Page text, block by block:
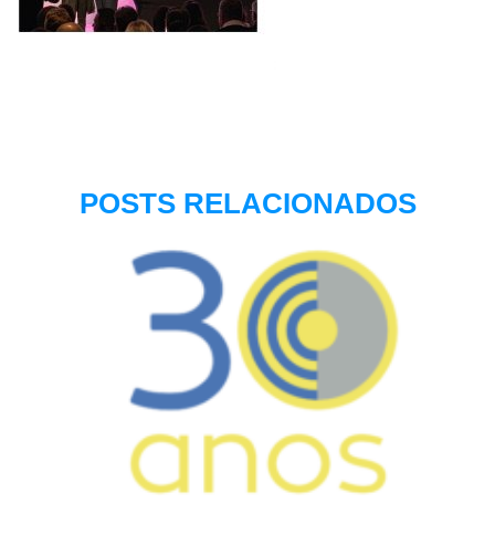
POSTS RELACIONADOS